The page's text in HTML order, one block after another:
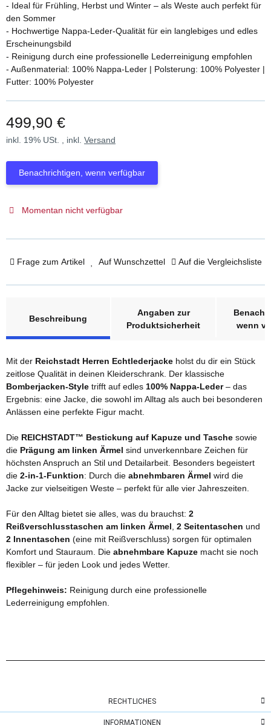
- Ideal für Frühling, Herbst und Winter – als Weste auch perfekt für
den Sommer
- Hochwertige Nappa-Leder-Qualität für ein langlebiges und edles
Erscheinungsbild
- Reinigung durch eine professionelle Lederreinigung empfohlen
- Außenmaterial: 100% Nappa-Leder | Polsterung: 100% Polyester |
Futter: 100% Polyester
499,90 €
inkl. 19% USt. , inkl. Versand
Benachrichtigen, wenn verfügbar
Momentan nicht verfügbar
Frage zum Artikel Auf Wunschzettel Auf die Vergleichsliste
Beschreibung
Angaben zur
Produktsicherheit
wenn
Mit der Reichstadt Herren Echtlederjacke holst du dir ein Stück
zeitlose Qualität in deinen Kleiderschrank. Der klassische
Bomberjacken-Style trifft auf edles 100% Nappa-Leder– das
Ergebnis: eine Jacke, die sowohl im Alltag als auch bei besonderen
Anlässen eine perfekte Figur macht.
Die REICHSTADT™ Bestickung auf Kapuze und Tasche sowie
die Prägung am linken Ärmel sind unverkennbare Zeichen für
höchsten Anspruch an Stil und Detailarbeit. Besonders begeistert
die 2-in-1-Funktion: Durch die abnehmbaren Ärmel wird die
Jacke zur vielseitigen Weste – perfekt für alle vier Jahreszeiten.
Für den Alltag bietet sie alles, was du brauchst: 2
Reißverschlusstaschen am linken Ärmel, 2 Seitentaschen und
2 Innentaschen (eine mit Reißverschluss) sorgen für optimalen
Komfort und Stauraum. Die abnehmbare Kapuze macht sie noch
flexibler – für jeden Look und jedes Wetter.
Pflegehinweis: Reinigung durch eine professionelle
Lederreinigung empfohlen.
RECHTLICHES
INFORMATIONEN